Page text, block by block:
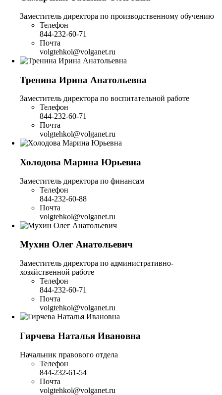
Заместитель директора по производственному обучению
Телефон
844-232-60-71
Почта
volgtehkol@volganet.ru
Тренина Ирина Анатольевна
Заместитель директора по воспитательной работе
Телефон
844-232-60-71
Почта
volgtehkol@volganet.ru
Холодова Марина Юрьевна
Заместитель директора по финансам
Телефон
844-232-60-88
Почта
volgtehkol@volganet.ru
Мухин Олег Анатольевич
Заместитель директора по административно-
хозяйственной работе
Телефон
844-232-60-71
Почта
volgtehkol@volganet.ru
Гирчева Наталья Ивановна
Начальник правового отдела
Телефон
844-232-61-54
Почта
volgtehkol@volganet.ru